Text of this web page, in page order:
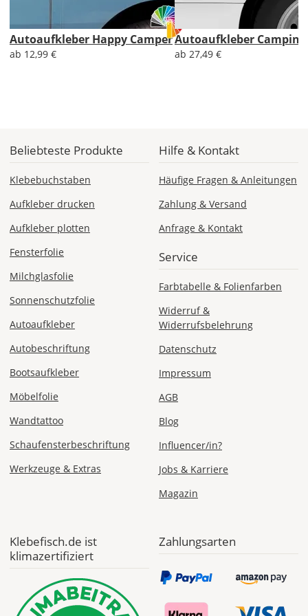
Deutschland
Produktionsaufschlag
Versandkosten 1,99
Priority
Do., 13.08. -
Mo., 17.08.
ab 7,98
ab 5,99 EUR*
EUR
Express
Deutschland
Produktionsaufschlag
ab 9,99 EUR*
Versandkosten 14,99
EUR
*
Autoaufkleber Happy Camper
ab 12,99 €
Autoaufkleber Camping
ab 27,49 €
Beliebteste Produkte
Klebebuchstaben
Aufkleber drucken
Aufkleber plotten
Fensterfolie
Milchglasfolie
Sonnenschutzfolie
Autoaufkleber
Autobeschriftung
Bootsaufkleber
Möbelfolie
Wandtattoo
Schaufensterbeschriftung
Werkzeuge & Extras
Hilfe & Kontakt
Häufige Fragen & Anleitungen
Zahlung & Versand
Anfrage & Kontakt
Service
Farbtabelle & Folienfarben
Widerruf &
Widerrufsbelehrung
Datenschutz
Impressum
AGB
Blog
Influencer/in?
Jobs & Karriere
Magazin
Klebefisch.de ist
klimazertifiziert
Zahlungsarten